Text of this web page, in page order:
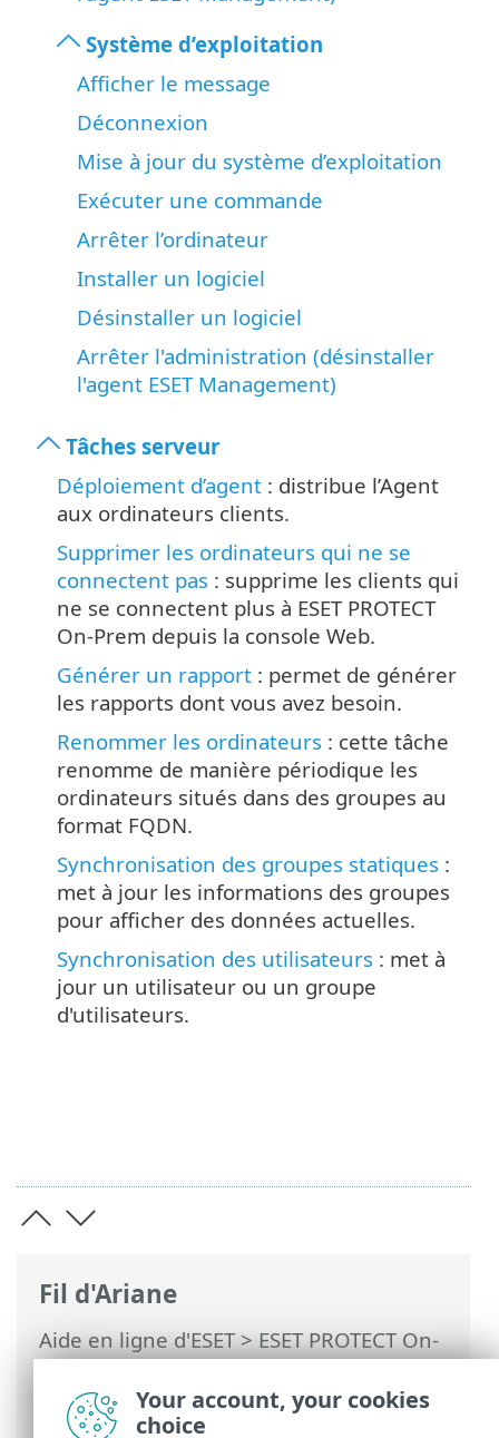
Fil d'Ariane
Aide en ligne d'ESET>ESET PROTECT On-
Prem>Utilisation de ESET PROTECT On-
Prem>ESET PROTECT On-Prem Menu
principal
> Tâches
Système d’exploitation
Afficher le message
Déconnexion
Mise à jour du système d’exploitation
Exécuter une commande
Arrêter l’ordinateur
Installer un logiciel
Désinstaller un logiciel
Arrêter l'administration (désinstaller
l'agent ESET Management)
Tâches serveur
Déploiement d’agent : distribue l’Agent
aux ordinateurs clients.
Supprimer les ordinateurs qui ne se
connectent pas : supprime les clients qui
ne se connectent plus à ESET PROTECT
On-Prem depuis la console Web.
Générer un rapport : permet de générer
les rapports dont vous avez besoin.
Renommer les ordinateurs : cette tâche
renomme de manière périodique les
ordinateurs situés dans des groupes au
format FQDN.
Synchronisation des groupes statiques :
met à jour les informations des groupes
pour afficher des données actuelles.
Synchronisation des utilisateurs : met à
jour un utilisateur ou un groupe
d'utilisateurs.
Your account, your cookies
choice